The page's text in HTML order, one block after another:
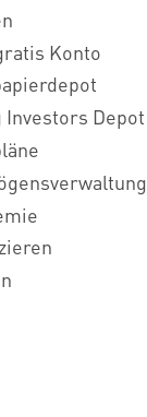
Konto
Investors Depot